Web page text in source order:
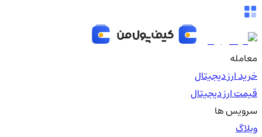
معامله
خرید ارز دیجیتال
قیمت ارز دیجیتال
سرویس ها
وبلاگ